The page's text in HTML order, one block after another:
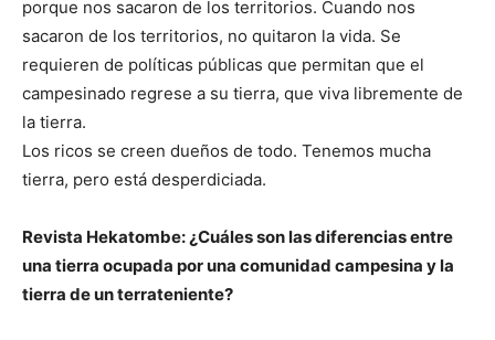
porque nos sacaron de los territorios. Cuando nos
sacaron de los territorios, no quitaron la vida. Se
requieren de políticas públicas que permitan que el
campesinado regrese a su tierra, que viva libremente de
la tierra.
Los ricos se creen dueños de todo. Tenemos mucha
tierra, pero está desperdiciada.
Revista Hekatombe: ¿Cuáles son las diferencias entre
una tierra ocupada por una comunidad campesina y la
tierra de un terrateniente?